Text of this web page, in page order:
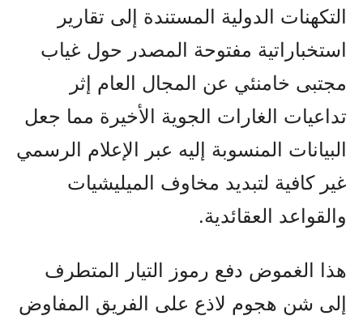
التكهنات الدولية المستندة إلى تقارير
استخباراتية مفتوحة المصدر حول غياب
مجتبى خامنئي عن المجال العام إثر
تداعيات الغارات الجوية الأخيرة مما جعل
البيانات المنسوبة إليه عبر الإعلام الرسمي
غير كافية لتبديد مخاوف الميليشيات
والقواعد العقائدية.
هذا الغموض دفع رموز التيار المتطرف
إلى شن هجوم لاذع على الفريق المفاوض